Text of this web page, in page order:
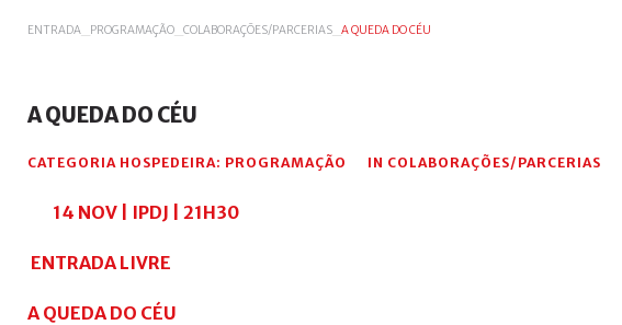
ENTRADA PROGRAMAÇÃO COLABORAÇÕES/PARCERIAS A QUEDA DO CÉU
AQUEDA DO CÉU
CATEGORIA HOSPEDEIRA: PROGRAMAÇÃO IN COLABORAÇÕES/PARCERIAS
14 NOV | IPDJ | 21H30
ENTRADA LIVRE
A QUEDA DO CÉU